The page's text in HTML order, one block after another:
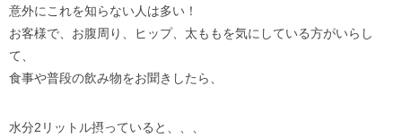
意外にこれを知らない人は多い！
お客様で、お腹周り、ヒップ、太ももを気にしている方がいらし
て、
食事や普段の飲み物をお聞きしたら、
水分2リットル摂っていると、、、